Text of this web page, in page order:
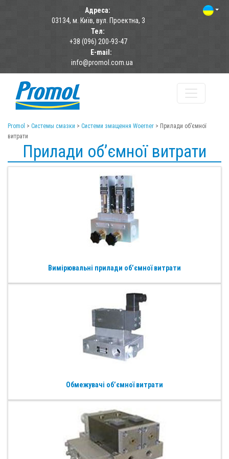
Адреса:
03134, м. Київ, вул. Проектна, 3
Тел:
+38 (096) 200-93-47
E-mail:
info@promol.com.ua
Promol > Системы смазки > Системи змащення Woerner > Прилади об’ємної
витрати
Прилади об’ємної витрати
Вимірювальні прилади об’ємної витрати
Обмежувачі об’ємної витрати